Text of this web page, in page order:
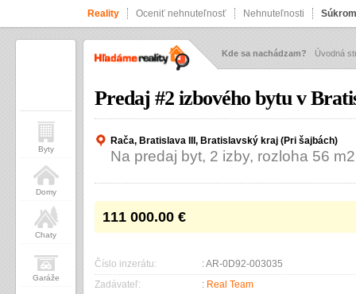
Reality Oceniť nehnuteľnosť Nehnuteľnosti
Kde sa nachádzam? Úvodná
Predaj #2 izbového bytu v
Rača, Bratislava III, Bratislavský kraj (Pri šajbách)
Na predaj byt, 2 izby, rozloha 56 m2
111 000.00 €
Číslo inzerátu:
: AR-0D92-003035
Zadávateľ:
: Real Team
Byty
Domy
Chaty
Garáže